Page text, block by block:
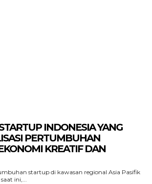
INDONESIA YANG
PERTUMBUHAN
KREATIF DAN
startup di kawasan regional Asia Pasifik
ini,...